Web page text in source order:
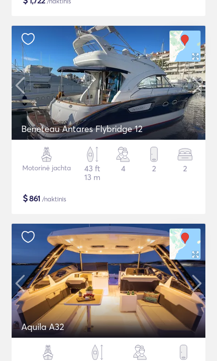
Beneteau Antares Flybridge 12
Motorinė jachta
43 ft
13 m
4 2 2
$861 /naktinis
Aquila A32